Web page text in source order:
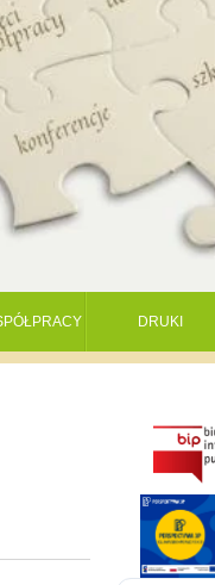
DRUKI